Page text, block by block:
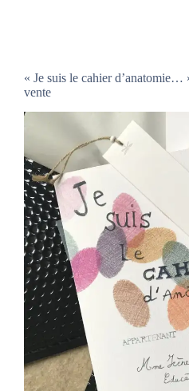
« Je suis le cahier d’anatomie…
vente